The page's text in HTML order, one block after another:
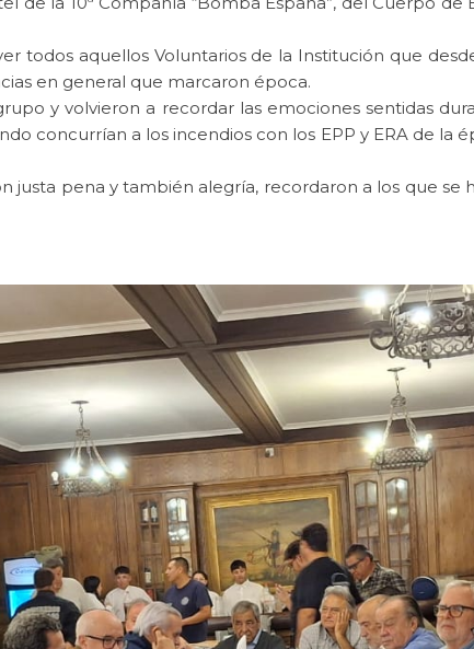
todos aquellos Voluntarios de la Institución que
en general que marcaron época.
y volvieron a recordar las emociones sentidas
concurrían a los incendios con los EPP y ERA de la
justa pena y también alegría, recordaron a los que se